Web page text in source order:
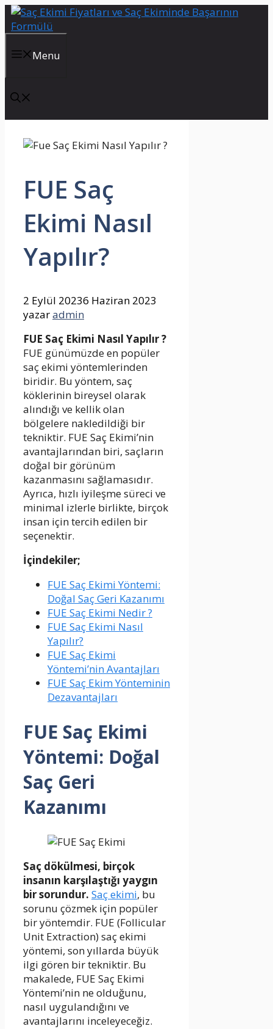
İçeriğe
atla
Menu
FUE Saç
Ekimi Nasıl
Yapılır?
2 Eylül 20236 Haziran 2023
yazaradmin
FUE Saç Ekimi Nasıl Yapılır ?
FUE günümüzde en popüler
saç ekimi yöntemlerinden
biridir. Bu yöntem, saç
köklerinin bireysel olarak
alındığı ve kellik olan
bölgelere nakledildiği bir
tekniktir. FUE Saç Ekimi’nin
avantajlarından biri, saçların
doğal bir görünüm
kazanmasını sağlamasıdır.
Ayrıca, hızlı iyileşme süreci ve
minimal izlerle birlikte, birçok
insan için tercih edilen bir
seçenektir.
İçindekiler;
FUE Saç Ekimi Yöntemi:
Doğal Saç Geri Kazanımı
FUE Saç Ekimi Nedir ?
FUE Saç Ekimi Nasıl
Yapılır?
FUE Saç Ekimi
Yöntemi’nin Avantajları
FUE Saç Ekim Yönteminin
Dezavantajları
FUE Saç Ekimi
Yöntemi: Doğal
Saç Geri
Kazanımı
Saç dökülmesi, birçok
insanın karşılaştığı yaygın
bir sorundur. Saç ekimi, bu
sorunu çözmek için popüler
bir yöntemdir. FUE (Follicular
Unit Extraction) saç ekimi
yöntemi, son yıllarda büyük
ilgi gören bir tekniktir. Bu
makalede, FUE Saç Ekimi
Yöntemi’nin ne olduğunu,
nasıl uygulandığını ve
avantajlarını inceleyeceğiz.